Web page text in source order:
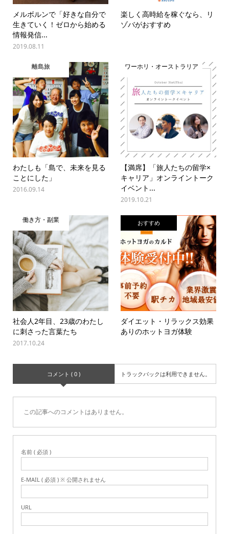
メルボルンで「好きな自分で
生きていく！ゼロから始める
情報発信...
2019.08.11
楽しく高時給を稼ぐなら、リ
ゾバがおすすめ
離島旅
わたしも「島で、未来を見る
ことにした」
2016.09.14
ワーホリ・オーストラリア
【満席】「旅人たちの留学×
キャリア」オンライントーク
イベント...
2019.10.21
働き方・副業
社会人2年目、23歳のわたし
に刺さった言葉たち
2017.10.24
おすすめ
ダイエット・リラックス効果
ありのホットヨガ体験
コメント ( 0 ) トラックバックは利用できません。
この記事へのコメントはありません。
名前 ( 必須 )
E-MAIL ( 必須 ) ※ 公開されません
URL